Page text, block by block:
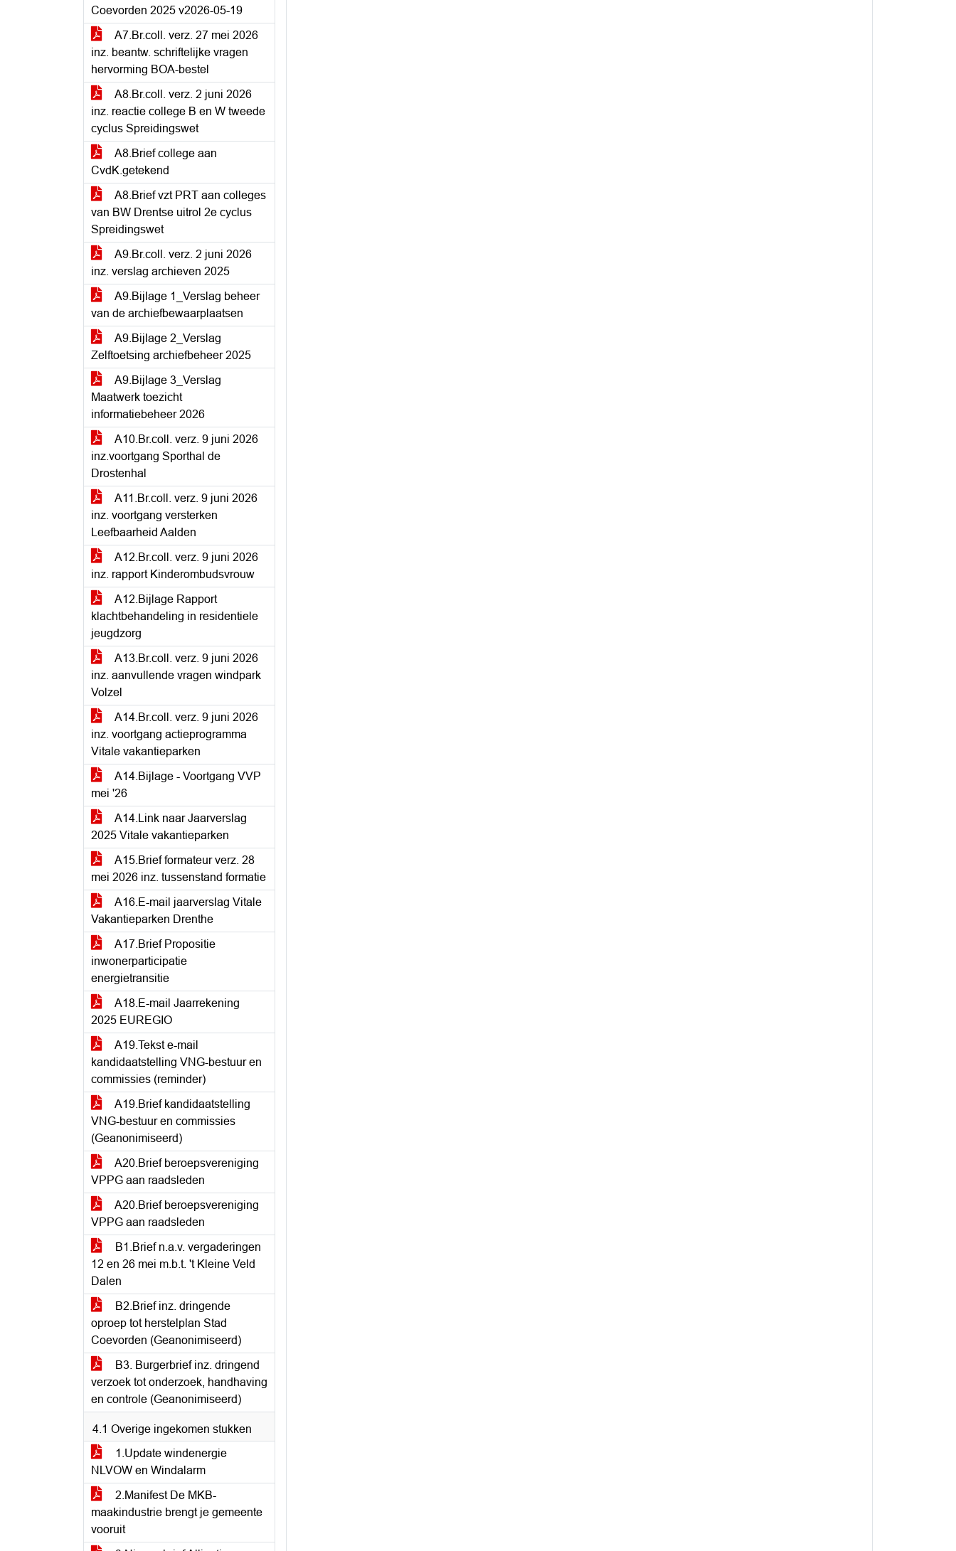
Coevorden 2025 v2026-05-19
A7.Br.coll. verz. 27 mei 2026
inz. beantw. schriftelijke vragen
hervorming BOA-bestel
A8.Br.coll. verz. 2 juni 2026
inz. reactie college B en W tweede
cyclus Spreidingswet
A8.Brief college aan
CvdK.getekend
A8.Brief vzt PRT aan colleges
van BW Drentse uitrol 2e cyclus
Spreidingswet
A9.Br.coll. verz. 2 juni 2026
inz. verslag archieven 2025
A9.Bijlage 1_Verslag beheer
van de archiefbewaarplaatsen
A9.Bijlage 2_Verslag
Zelftoetsing archiefbeheer 2025
A9.Bijlage 3_Verslag
Maatwerk toezicht
informatiebeheer 2026
A10.Br.coll. verz. 9 juni 2026
inz.voortgang Sporthal de
Drostenhal
A11.Br.coll. verz. 9 juni 2026
inz. voortgang versterken
Leefbaarheid Aalden
A12.Br.coll. verz. 9 juni 2026
inz. rapport Kinderombudsvrouw
A12.Bijlage Rapport
klachtbehandeling in residentiele
jeugdzorg
A13.Br.coll. verz. 9 juni 2026
inz. aanvullende vragen windpark
Volzel
A14.Br.coll. verz. 9 juni 2026
inz. voortgang actieprogramma
Vitale vakantieparken
A14.Bijlage - Voortgang VVP
mei '26
A14.Link naar Jaarverslag
2025 Vitale vakantieparken
A15.Brief formateur verz. 28
mei 2026 inz. tussenstand formatie
A16.E-mail jaarverslag Vitale
Vakantieparken Drenthe
A17.Brief Propositie
inwonerparticipatie
energietransitie
A18.E-mail Jaarrekening
2025 EUREGIO
A19.Tekst e-mail
kandidaatstelling VNG-bestuur en
commissies (reminder)
A19.Brief kandidaatstelling
VNG-bestuur en commissies
(Geanonimiseerd)
A20.Brief beroepsvereniging
VPPG aan raadsleden
A20.Brief beroepsvereniging
VPPG aan raadsleden
B1.Brief n.a.v. vergaderingen
12 en 26 mei m.b.t. 't Kleine Veld
Dalen
B2.Brief inz. dringende
oproep tot herstelplan Stad
Coevorden (Geanonimiseerd)
B3. Burgerbrief inz. dringend
verzoek tot onderzoek, handhaving
en controle (Geanonimiseerd)
4.1 Overige ingekomen stukken
1.Update windenergie
NLVOW en Windalarm
2.Manifest De MKB-
maakindustrie brengt je gemeente
vooruit